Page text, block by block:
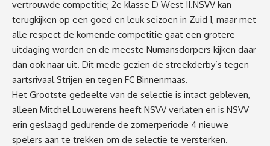
vertrouwde competitie; 2e klasse D West II.NSVV kan
terugkijken op een goed en leuk seizoen in Zuid 1, maar met
alle respect de komende competitie gaat een grotere
uitdaging worden en de meeste Numansdorpers kijken daar
dan ook naar uit. Dit mede gezien de streekderby’s tegen
aartsrivaal Strijen en tegen FC Binnenmaas.
Het Grootste gedeelte van de selectie is intact gebleven,
alleen Mitchel Louwerens heeft NSVV verlaten en is NSVV
erin geslaagd gedurende de zomerperiode 4 nieuwe
spelers aan te trekken om de selectie te versterken.